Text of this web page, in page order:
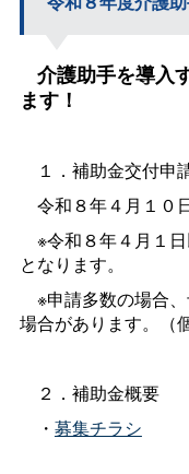
介護助手を導入
ます！
１．補助金交付申
令和８年４月１０
※令和８年４月１
となります。
※申請多数の場合
場合があります。（
２．補助金概要
・ 募集チラシ